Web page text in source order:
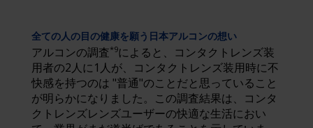
全ての人の目の健康を願う日本アルコンの想い
アルコンの調査*9によると、コンタクトレンズ装
用者の2人に1人が、コンタクトレンズ装用時に不
快感を持つのは "普通"のことだと思っていること
が明らかになりました。この調査結果は、コンタ
クトレンズレンズユーザーの快適な生活におい